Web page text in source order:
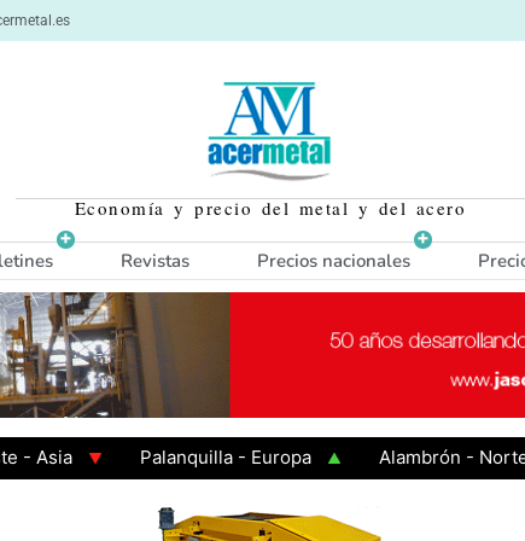
Economía y precio del metal y del acero
Revistas Precios nacionales
Palanquilla - Europa Alambrón - Norte